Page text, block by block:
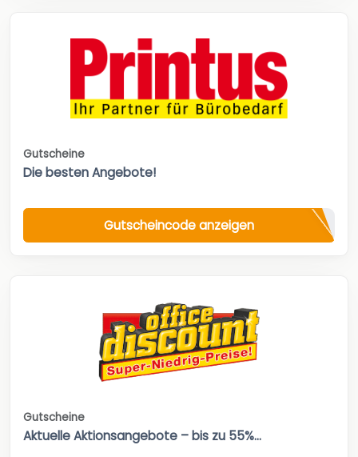
Gutscheine
Die besten Angebote!
Gutscheincode anzeigen
Gutscheine
Aktuelle Aktionsangebote – bis zu 55%...